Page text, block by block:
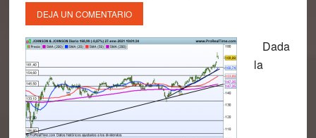
DEJA UN COMENTARIO
Dada
la